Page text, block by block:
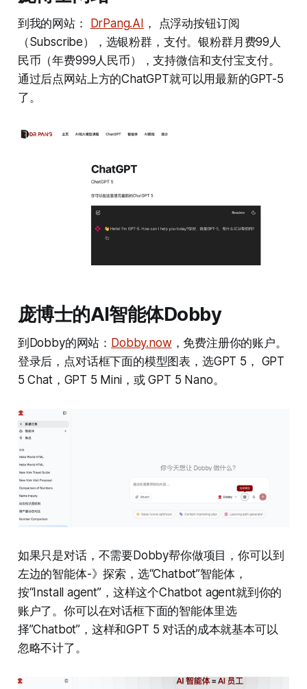
到我的网站： DrPang.AI
， 点浮动按钮订阅
（Subscribe），选银粉群，支付。银粉群月费99人
民币（年费999人民币），支持微信和支付宝支付。
通过后点网站上方的ChatGPT就可以用最新的GPT-5
了。
庞博士的AI智能体Dobby
到Dobby的网站： Dobby.now，免费注册你的账户。
登录后，点对话框下面的模型图表，选GPT 5， GPT
5 Chat，GPT 5 Mini，或 GPT 5 Nano。
如果只是对话，不需要Dobby帮你做项目，你可以到
左边的智能体-》探索，选“Chatbot”智能体，
按“Install agent”，这样这个Chatbot agent就到你的
账户了。你可以在对话框下面的智能体里选
择”Chatbot”，这样和GPT 5 对话的成本就基本可以
忽略不计了。